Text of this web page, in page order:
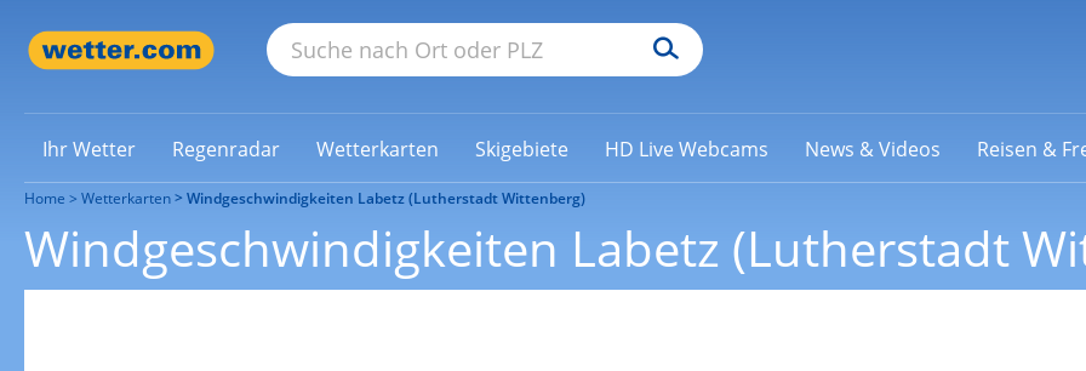
Ihr Wetter Regenradar Wetterkarten Skigebiete HD Live Webcams News & Videos Reisen &
Home Wetterkarten Windgeschwindigkeiten Labetz (Lutherstadt Wittenberg)
Windgeschwindigkeiten Labetz (Lutherstadt